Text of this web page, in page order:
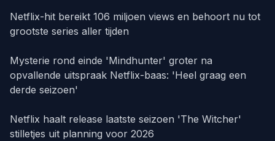
Netflix-hit bereikt 106 miljoen views en behoort nu tot
grootste series aller tijden
Mysterie rond einde 'Mindhunter' groter na
opvallende uitspraak Netflix-baas: 'Heel graag een
derde seizoen'
Netflix haalt release laatste seizoen 'The Witcher'
stilletjes uit planning voor 2026